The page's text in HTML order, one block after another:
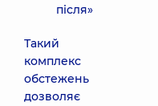
після»
Такий
комплекс
обстежень
дозволяє